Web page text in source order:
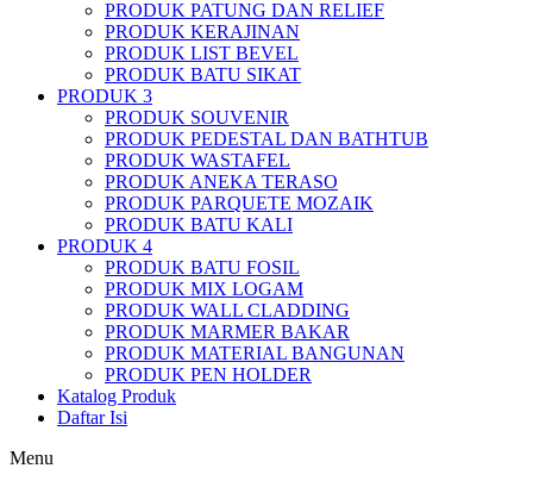
PRODUK PATUNG DAN RELIEF
PRODUK KERAJINAN
PRODUK LIST BEVEL
PRODUK BATU SIKAT
PRODUK 3
PRODUK SOUVENIR
PRODUK PEDESTAL DAN BATHTUB
PRODUK WASTAFEL
PRODUK ANEKA TERASO
PRODUK PARQUETE MOZAIK
PRODUK BATU KALI
PRODUK 4
PRODUK BATU FOSIL
PRODUK MIX LOGAM
PRODUK WALL CLADDING
PRODUK MARMER BAKAR
PRODUK MATERIAL BANGUNAN
PRODUK PEN HOLDER
Katalog Produk
Daftar Isi
Menu